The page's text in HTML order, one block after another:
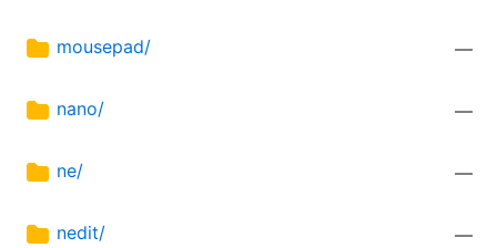
mousepad/ —
nano/ —
ne/ —
nedit/ —